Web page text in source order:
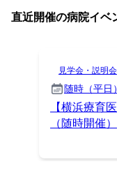
直近開催の病院イベ
見学会・説明会
随時（平日）
【横浜療育
（随時開催）